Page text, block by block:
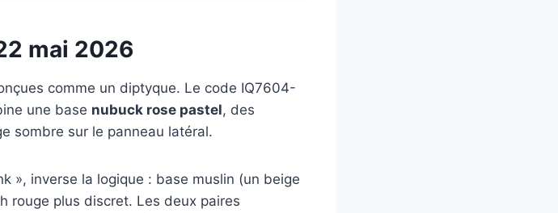
mai 2026
comme un diptyque. Le code IQ7604-
une base nubuck rose pastel, des
sombre sur le panneau latéral.
», inverse la logique : base muslin (un beige
rouge plus discret. Les deux paires